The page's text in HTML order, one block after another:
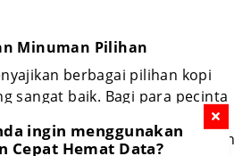
ingin menggunakan
Cepat Hemat Data?
Minuman Pilihan
berbagai pilihan kopi
sangat baik. Bagi para pecinta
yang tepat untuk
yang disajikan dengan penuh